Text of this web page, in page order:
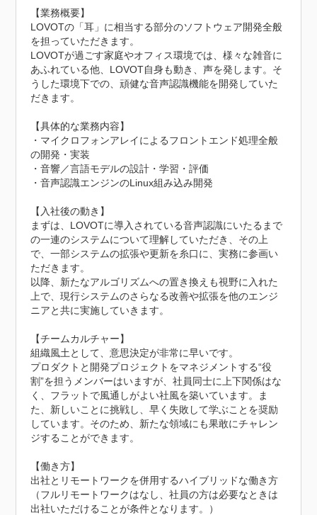
【業務概要】
LOVOTの「耳」に相当する部分のソフトウェア開発全般
を担っていただきます。
LOVOTが過ごす家庭やオフィス環境では、様々な雑音に
あふれている他、LOVOT自身も動き、声を発します。そ
うした環境下での、頑健な音声認識機能を開発していた
だきます。
【具体的な業務内容】
・マイクロフォンアレイによるフロントエンド処理全般
の開発・実装
・音響／言語モデルの設計・学習・評価
・音声認識エンジンのLinux組み込み開発
【入社後の動き】
まずは、LOVOTに導入されている音声認識にいたるまで
の一連のシステムについて理解していただき、その上
で、一部システムの拡張や更新を糸口に、実務に参画い
ただきます。
以降、新たなアルゴリズムへの置き換えも視野に入れた
上で、現行システムのさらなる改善や拡張を他のエンジ
ニアと共に実施していきます。
【チームカルチャー】
組織風土として、意思決定が非常に早いです。
プロダクトと開発プロジェクトをマネジメントする“役
割”を担うメンバーはいますが、社員同士に上下関係はな
く、フラットで風通しがよい社風を築いています。ま
た、新しいことに挑戦し、早く失敗して学ぶことを奨励
しています。そのため、新たな領域にも果敢にチャレン
ジすることができます。
【働き方】
出社とリモートワークを併用するハイブリッドな働き方
（フルリモートワークはなし、社員の方は必要なときは
出社いただけることが条件となります。）